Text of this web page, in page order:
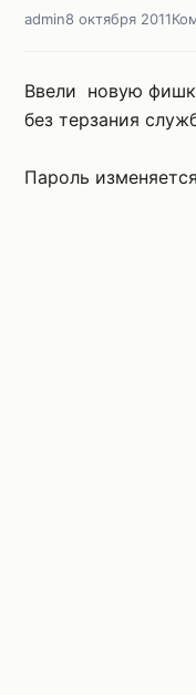
admin8 октября 2011
Ввели новую
без терзания
Пароль